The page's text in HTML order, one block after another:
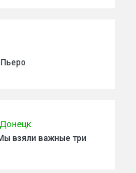
Донецк
взяли важные три